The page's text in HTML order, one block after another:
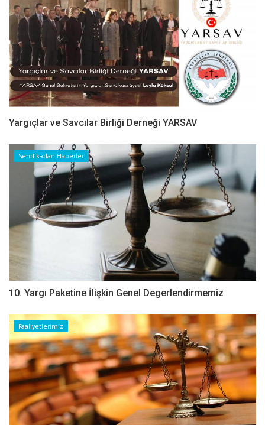
Yargıçlar ve Savcılar Birliği Derneği YARSAV
Sendikadan Haberler
10. Yargı Paketine İlişkin Genel Degerlendirmemiz
Faaliyetlerimiz